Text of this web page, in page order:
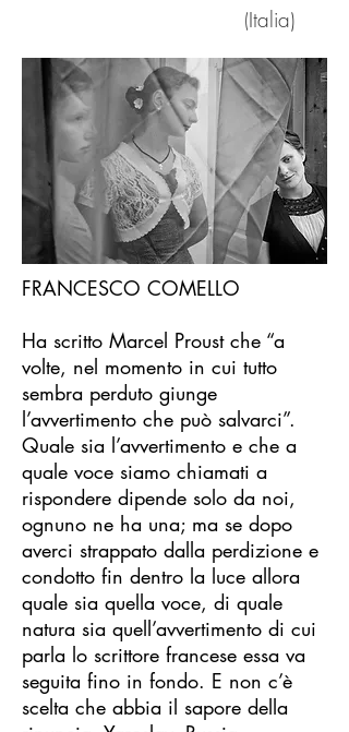
(Italia)
FRANCESCO COMELLO
Ha scritto Marcel Proust che “a
volte, nel momento in cui tutto
sembra perduto giunge
l’avvertimento che può salvarci”.
Quale sia l’avvertimento e che a
quale voce siamo chiamati a
rispondere dipende solo da noi,
ognuno ne ha una; ma se dopo
averci strappato dalla perdizione e
condotto fin dentro la luce allora
quale sia quella voce, di quale
natura sia quell’avvertimento di cui
parla lo scrittore francese essa va
seguita fino in fondo. E non c’è
scelta che abbia il sapore della